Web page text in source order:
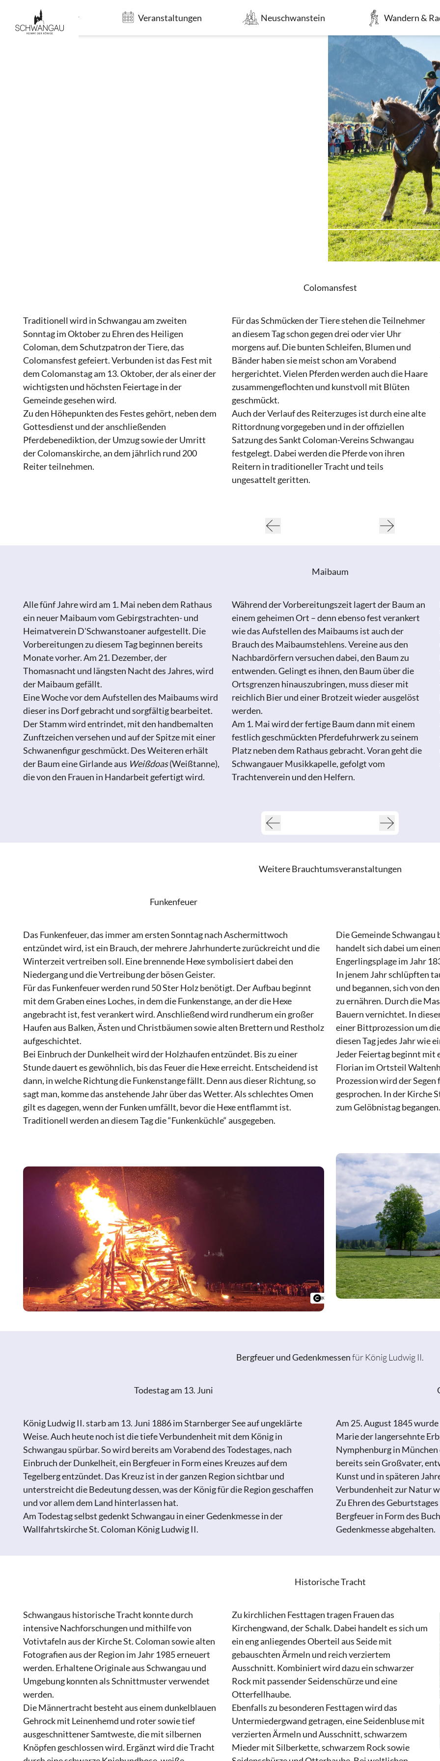
Gastgeber Veranstaltungen Neuschwanstein Wandern &
Colomansfest
Traditionell wird in Schwangau am zweiten
Sonntag im Oktober zu Ehren des Heiligen
Coloman, dem Schutzpatron der Tiere, das
Colomansfest gefeiert. Verbunden ist das Fest mit
dem Colomanstag am 13. Oktober, der als einer der
wichtigsten und höchsten Feiertage in der
Gemeinde gesehen wird.
Zu den Höhepunkten des Festes gehört, neben dem
Gottesdienst und der anschließenden
Pferdebenediktion, der Umzug sowie der Umritt
der Colomanskirche, an dem jährlich rund 200
Reiter teilnehmen.
Für das Schmücken der Tiere stehen die Teilnehmer
an diesem Tag schon gegen drei oder vier Uhr
morgens auf. Die bunten Schleifen, Blumen und
Bänder haben sie meist schon am Vorabend
hergerichtet. Vielen Pferden werden auch die Haare
zusammengeflochten und kunstvoll mit Blüten
geschmückt.
Auch der Verlauf des Reiterzuges ist durch eine alte
Rittordnung vorgegeben und in der offiziellen
Satzung des Sankt Coloman-Vereins Schwangau
festgelegt. Dabei werden die Pferde von ihren
Reitern in traditioneller Tracht und teils
ungesattelt geritten.
Maibaum
Alle fünf Jahre wird am 1. Mai neben dem Rathaus
ein neuer Maibaum vom Gebirgstrachten- und
Heimatverein D'Schwanstoaner aufgestellt. Die
Vorbereitungen zu diesem Tag beginnen bereits
Monate vorher. Am 21. Dezember, der
Thomasnacht und längsten Nacht des Jahres, wird
der Maibaum gefällt.
Eine Woche vor dem Aufstellen des Maibaums wird
dieser ins Dorf gebracht und sorgfältig bearbeitet.
Der Stamm wird entrindet, mit den handbemalten
Zunftzeichen versehen und auf der Spitze mit einer
Schwanenfigur geschmückt. Des Weiteren erhält
der Baum eine Girlande aus Weißdoas(Weißtanne),
die von den Frauen in Handarbeit gefertigt wird.
Während der Vorbereitungszeit lagert der Baum an
einem geheimen Ort – denn ebenso fest verankert
wie das Aufstellen des Maibaums ist auch der
Brauch des Maibaumstehlens. Vereine aus den
Nachbardörfern versuchen dabei, den Baum zu
entwenden. Gelingt es ihnen, den Baum über die
Ortsgrenzen hinauszubringen, muss dieser mit
reichlich Bier und einer Brotzeit wieder ausgelöst
werden.
Am 1. Mai wird der fertige Baum dann mit einem
festlich geschmückten Pferdefuhrwerk zu seinem
Platz neben dem Rathaus gebracht. Voran geht die
Schwangauer Musikkapelle, gefolgt vom
Trachtenverein und den Helfern.
Weitere Brauchtumsveranstaltungen
Funkenfeuer
Das Funkenfeuer, das immer am ersten Sonntag nach Aschermittwoch
entzündet wird, ist ein Brauch, der mehrere Jahrhunderte zurückreicht und die
Winterzeit vertreiben soll. Eine brennende Hexe symbolisiert dabei den
Niedergang und die Vertreibung der bösen Geister.
Für das Funkenfeuer werden rund 50 Ster Holz benötigt. Der Aufbau beginnt
mit dem Graben eines Loches, in dem die Funkenstange, an der die Hexe
angebracht ist, fest verankert wird. Anschließend wird rundherum ein großer
Haufen aus Balken, Ästen und Christbäumen sowie alten Brettern und Restholz
aufgeschichtet.
Bei Einbruch der Dunkelheit wird der Holzhaufen entzündet. Bis zu einer
Stunde dauert es gewöhnlich, bis das Feuer die Hexe erreicht. Entscheidend ist
dann, in welche Richtung die Funkenstange fällt. Denn aus dieser Richtung, so
sagt man, komme das anstehende Jahr über das Wetter. Als schlechtes Omen
gilt es dagegen, wenn der Funken umfällt, bevor die Hexe entflammt ist.
Traditionell werden an diesem Tag die “Funkenküchle“ ausgegeben.
Kerstin Schneekloth
Die Gemeinde
handelt sich dabei um
Engerlingsplage im Jahr
In jenem Jahr schlüpften
und begannen, sich von
zu ernähren. Durch die
Bauern vernichtet. In
einer Bittprozession um
diesen Tag jedes Jahr wie
Jeder Feiertag beginnt mit
Florian im Ortsteil
Prozession wird der
gesprochen. In der Kirche
zum Gelöbnistag begangen.
Bergfeuer und Gedenkmessenfür König Ludwig II.
Todestag am 13. Juni
König Ludwig II. starb am 13. Juni 1886 im Starnberger See auf ungeklärte
Weise. Auch heute noch ist die tiefe Verbundenheit mit dem König in
Schwangau spürbar. So wird bereits am Vorabend des Todestages, nach
Einbruch der Dunkelheit, ein Bergfeuer in Form eines Kreuzes auf dem
Tegelberg entzündet. Das Kreuz ist in der ganzen Region sichtbar und
unterstreicht die Bedeutung dessen, was der König für die Region geschaffen
und vor allem dem Land hinterlassen hat.
Am Todestag selbst gedenkt Schwangau in einer Gedenkmesse in der
Wallfahrtskirche St. Coloman König Ludwig II.
Am 25. August 1845
Marie der langersehnte
Nymphenburg in
bereits sein Großvater,
Kunst und in späteren
Verbundenheit zur Natur
Zu Ehren des
Bergfeuer in Form des
Gedenkmesse abgehalten.
Historische Tracht
Schwangaus historische Tracht konnte durch
intensive Nachforschungen und mithilfe von
Votivtafeln aus der Kirche St. Coloman sowie alten
Fotografien aus der Region im Jahr 1985 erneuert
werden. Erhaltene Originale aus Schwangau und
Umgebung konnten als Schnittmuster verwendet
werden.
Die Männertracht besteht aus einem dunkelblauen
Gehrock mit Leinenhemd und roter sowie tief
ausgeschnittener Samtweste, die mit silbernen
Knöpfen geschlossen wird. Ergänzt wird die Tracht
Zu kirchlichen Festtagen tragen Frauen das
Kirchengwand, der Schalk. Dabei handelt es sich um
ein eng anliegendes Oberteil aus Seide mit
gebauschten Ärmeln und reich verziertem
Ausschnitt. Kombiniert wird dazu ein schwarzer
Rock mit passender Seidenschürze und eine
Otterfellhaube.
Ebenfalls zu besonderen Festtagen wird das
Untermiedergwand getragen, eine Seidenbluse mit
verzierten Ärmeln und Ausschnitt, schwarzem
Mieder mit Silberkette, schwarzem Rock sowie